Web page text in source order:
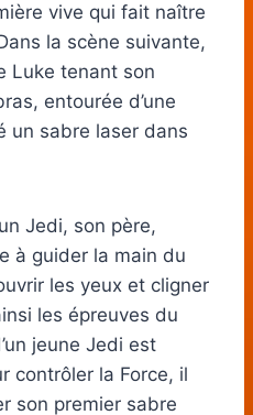
vive qui fait naître
la scène suivante,
Luke tenant son
entourée d’une
un sabre laser dans
Jedi, son père,
à guider la main du
les yeux et cligner
les épreuves du
jeune Jedi est
contrôler la Force, il
son premier sabre